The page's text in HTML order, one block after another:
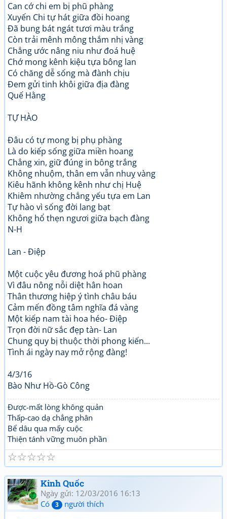
Can cớ chi em bị phũ phàng
Xuyến Chi tự hát giữa đồi hoang
Đã bung bát ngát tươi màu trắng
Còn trải mênh mông thắm nhị vàng
Chẳng ước nâng niu như đoá huệ
Chớ mong kênh kiệu tựa bông lan
Có chăng dễ sống mà đành chịu
Đem gửi tinh khôi giữa địa đàng
Quế Hằng
TỰ HÀO
Đâu có tự mong bị phụ phàng
Là do kiếp sống giữa miền hoang
Chẳng xin, giữ đúng in bông trắng
Không nhuộm, thân em vẫn nhuỵ vàng
Kiêu hãnh không kênh như chị Huệ
Khiêm nhường chẳng yếu tựa em Lan
Tự hào vì sống đời lang bạt
Không hổ thẹn ngươi giữa bạch đàng
N-H
Lan - Điệp
Một cuộc yêu đương hoá phũ phàng
Vì đâu nông nỗi diệt hân hoan
Thân thương hiệp ý tình châu báu
Cảm mến đồng tâm nghĩa đá vàng
Một kiếp nam tài hoa héo- Điệp
Trọn đời nữ sắc đẹp tàn- Lan
Chung quy bị thuộc thời phong kiến...
Tình ái ngày nay mở rộng đàng!
4/3/16
Bào Như Hồ-Gò Công
Được-mất lòng không quản
Thấp-cao dạ chẳng phân
Bể dâu qua mấy cuộc
Thiện tánh vững muôn phần
☆
☆
☆
☆
☆
Kinh Quốc
Ngày gửi: 12/03/2016 16:13
Có
3 người thích